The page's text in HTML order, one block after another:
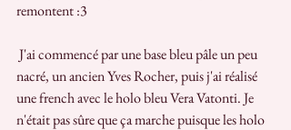
remontent :3
nacré, un ancien Yves Rocher, puis j'ai réalisé
une french avec le holo bleu Vera Vatonti. Je
n'était pas sûre que ça marche puisque les holo